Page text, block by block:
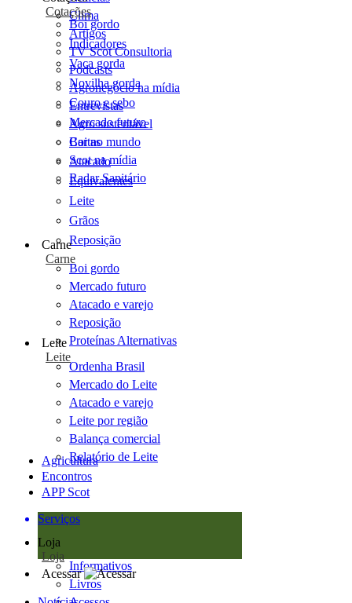
Clima
Artigos
TV Scot Consultoria
Podcasts
Agronegócio na mídia
Entrevistas
Agro sustentável
Cartas
Scot na mídia
Radar Sanitário
Cotações
Boi gordo
Indicadores
Vaca gorda
Novilha gorda
Couro e sebo
Mercado futuro
Boi no mundo
Atacado
Equivalentes
Leite
Grãos
Reposição
Carne
Carne
Boi gordo
Mercado futuro
Atacado e varejo
Reposição
Proteínas Alternativas
Leite
Leite
Ordenha Brasil
Mercado do Leite
Atacado e varejo
Leite por região
Balança comercial
Relatório de Leite
Agricultura
Encontros
APP Scot
Serviços
Loja
Loja
Informativos
Livros
Acessar